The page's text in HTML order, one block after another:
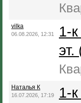
vilka
06.08.2026, 12:31
1-
Наталья К
16.07.2026, 17:19
1-